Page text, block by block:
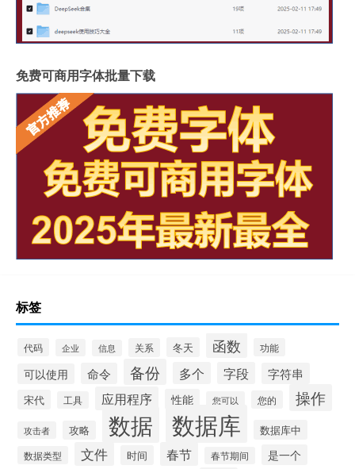
免费可商用字体批量下载
标签
代码 企业 信息 关系 冬天 函数 功能
可以使用 命令 备份 多个 字段 字符串
宋代 工具 应用程序 性能 您可以 您的 操作
攻击者 攻略 数据 数据库 数据库中
数据类型 文件 时间 春节 春节期间
是一个